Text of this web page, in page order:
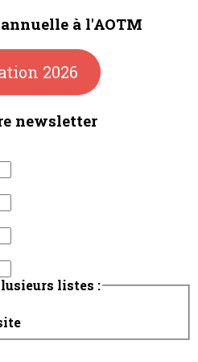
à l'AOTM
2026
newsletter
listes :